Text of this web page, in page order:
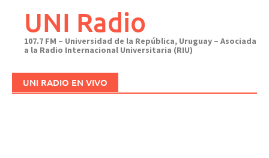
UNI Radio
107.7 FM – Universidad de la República, Uruguay – Asociada
a la Radio Internacional Universitaria (RIU)
UNI RADIO EN VIVO